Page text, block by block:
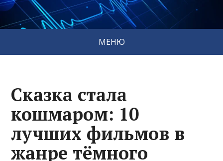
МЕНЮ
Сказка стала
кошмаром: 10
лучших фильмов в
жанре тёмного